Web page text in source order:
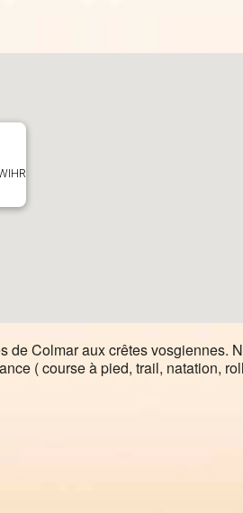
de Colmar aux crêtes vosgiennes.
( course à pied, trail, natation,